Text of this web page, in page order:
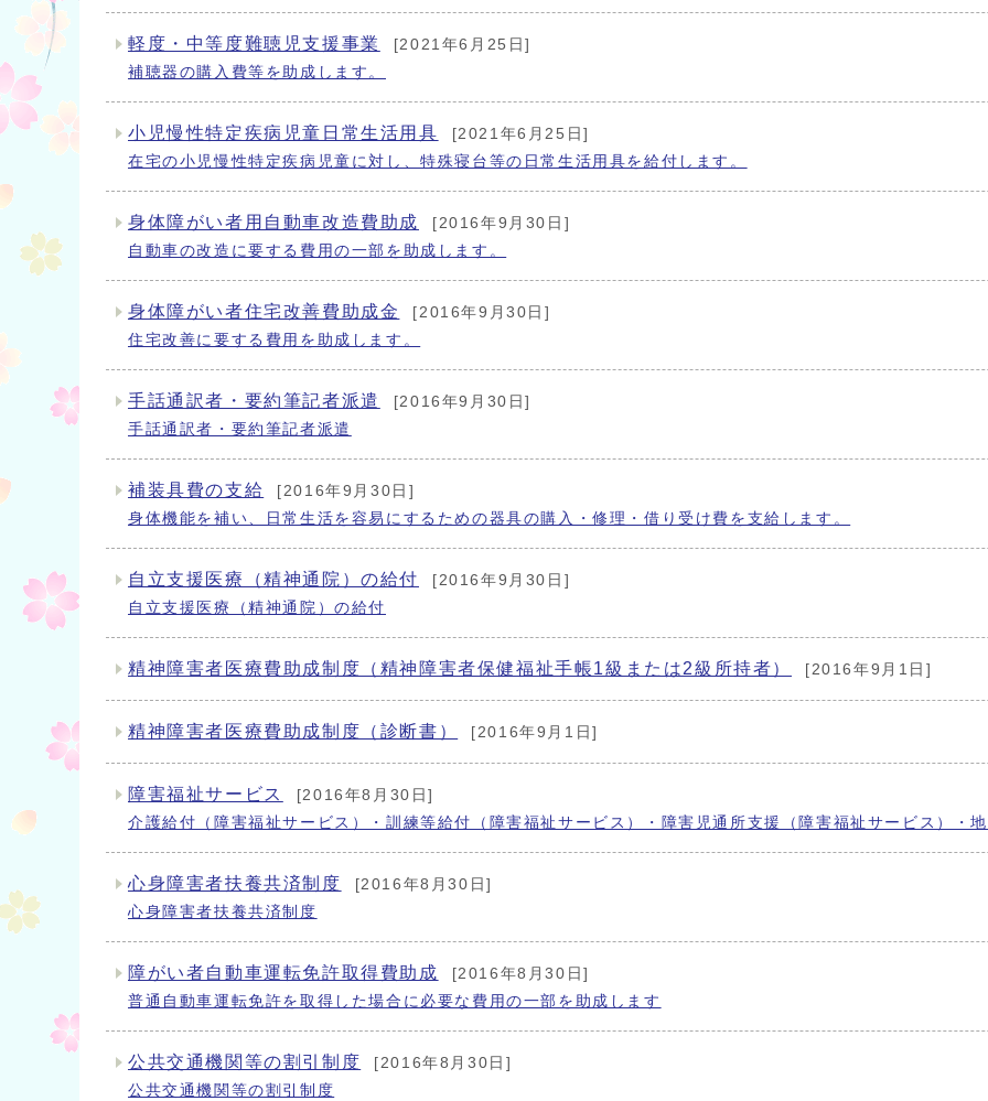
軽度・中等度難聴児支援事業
[2021年6月25日]
補聴器の購入費等を助成します。
小児慢性特定疾病児童日常生活用具
[2021年6月25日]
在宅の小児慢性特定疾病児童に対し、特殊寝台等の日常生活用具を給付します。
身体障がい者用自動車改造費助成
[2016年9月30日]
自動車の改造に要する費用の一部を助成します。
身体障がい者住宅改善費助成金
[2016年9月30日]
住宅改善に要する費用を助成します。
手話通訳者・要約筆記者派遣
[2016年9月30日]
手話通訳者・要約筆記者派遣
補装具費の支給
[2016年9月30日]
身体機能を補い、日常生活を容易にするための器具の購入・修理・借り受け費を支給します。
自立支援医療（精神通院）の給付
[2016年9月30日]
自立支援医療（精神通院）の給付
精神障害者医療費助成制度（精神障害者保健福祉手帳1級または2級所持者） [2016年9月1日]
精神障害者医療費助成制度（診断書） [2016年9月1日]
障害福祉サービス
[2016年8月30日]
介護給付（障害福祉サービス）・訓練等給付（障害福祉サービス）・障害児通所支援（障害福祉サービス）・
心身障害者扶養共済制度
[2016年8月30日]
心身障害者扶養共済制度
障がい者自動車運転免許取得費助成
[2016年8月30日]
普通自動車運転免許を取得した場合に必要な費用の一部を助成します
公共交通機関等の割引制度
[2016年8月30日]
公共交通機関等の割引制度